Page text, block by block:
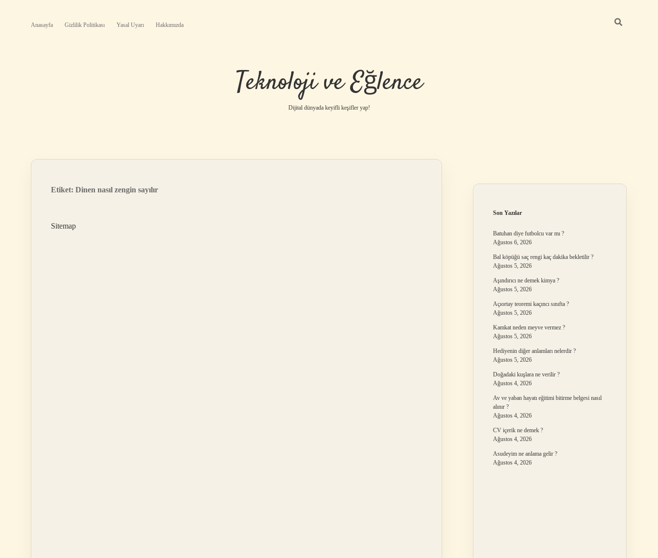
Anasayfa Gizlilik Politikası Yasal Uyarı Hakkımızda
Teknoloji ve Eğlence
Dijital dünyada keyifli keşifler yap!
Etiket: Dinen nasıl zengin sayılır
Sitemap
Son Yazılar
Batuhan diye futbolcu var mı ?
Ağustos 6, 2026
Bal köpüğü saç rengi kaç dakika bekletilir ?
Ağustos 5, 2026
Aşındırıcı ne demek kimya ?
Ağustos 5, 2026
Açıortay teoremi kaçıncı sınıfta ?
Ağustos 5, 2026
Kamkat neden meyve vermez ?
Ağustos 5, 2026
Hediyenin diğer anlamları nelerdir ?
Ağustos 5, 2026
Doğadaki kuşlara ne verilir ?
Ağustos 4, 2026
Av ve yaban hayatı eğitimi bitirme belgesi nasıl
alınır ?
Ağustos 4, 2026
CV içerik ne demek ?
Ağustos 4, 2026
Asudeyim ne anlama gelir ?
Ağustos 4, 2026